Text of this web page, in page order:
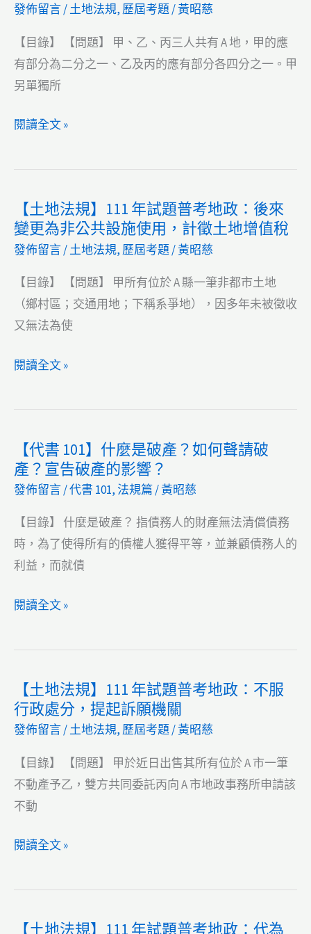
政
士）
所
得
法
發佈留言/土地法規, 歷屆考題 /黃昭慈
【目錄】 【問題】 甲、乙、丙三人共有 A 地，甲的應
有部分為二分之一、乙及丙的應有部分各四分之一。甲
另單獨所
【土
法
115
年
試
題
普
考
政：
取
得
所
丙
理
方
式
閱讀全文 »
【土地法規】111 年試題普考地政：後來
變更為非公共設施使用，計徵土地增值稅
發佈留言/土地法規, 歷屆考題 /黃昭慈
【目錄】 【問題】 甲所有位於 A 縣一筆非都市土地
（鄉村區；交通用地；下稱系爭地），因多年未被徵收
又無法為使
【土
法
111
年
試
題
普
考
政：
更
為
非
設
施
使
土
閱讀全文 »
【代書 101】什麼是破產？如何聲請破
產？宣告破產的影響？
發佈留言/代書 101, 法規篇/黃昭慈
【目錄】 什麼是破產？ 指債務人的財產無法清償債務
時，為了使得所有的債權人獲得平等，並兼顧債務人的
利益，而就債
【代
101】
是
破
產？
如
何
請
閱讀全文 »
【土地法規】111 年試題普考地政：不服
行政處分，提起訴願機關
發佈留言/土地法規, 歷屆考題 /黃昭慈
【目錄】 【問題】 甲於近日出售其所有位於 A 市一筆
不動產予乙，雙方共同委託丙向 A 市地政事務所申請該
不動
【土
法
111
閱讀全文 »
【土地法規】111 年試題普考地政：代為